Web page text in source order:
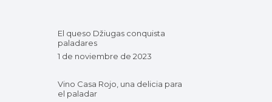
El queso Džiugas conquista
paladares
1 de noviembre de 2023
Vino Casa Rojo, una delicia para
el paladar